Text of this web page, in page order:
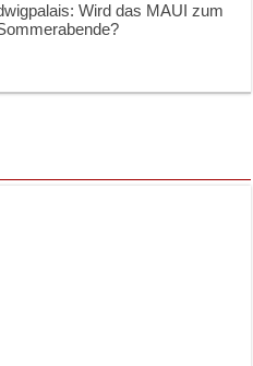
Wird das MAUI zum